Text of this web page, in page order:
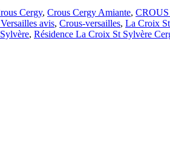
Cergy, Crous Cergy Amiante, CROUS
avis, Crous-versailles, La Croix
, Résidence La Croix St Sylvère